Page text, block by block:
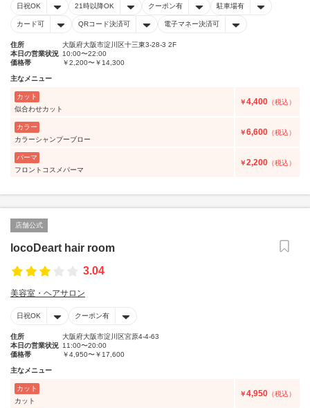
日祝OK 21時以降OK クーポン有 駐車場有
カード可 QRコード決済可 電子マネー決済可
住所
大阪府大阪市淀川区十三東3-28-3 2F
本日の営業状況 10:00〜22:00
価格帯
￥2,200〜￥14,300
主なメニュー
カット
似合わせカット
￥4,400 （税込）
カラー
カラーシャンプーブロー
￥6,600 （税込）
パーマ
フロントコスメパーマ
￥2,200 （税込）
店舗公式
locoDeart hair room
3.04
美容室・ヘアサロン
日祝OK クーポン有
住所
大阪府大阪市淀川区宮原4-4-63
本日の営業状況 11:00〜20:00
価格帯
￥4,950〜￥17,600
主なメニュー
カット
カット
￥4,950 （税込）